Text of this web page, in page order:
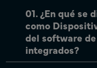
01. ¿En qué se
como
del software
integrados?